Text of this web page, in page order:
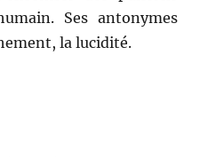
Ses antonymes
la lucidité.